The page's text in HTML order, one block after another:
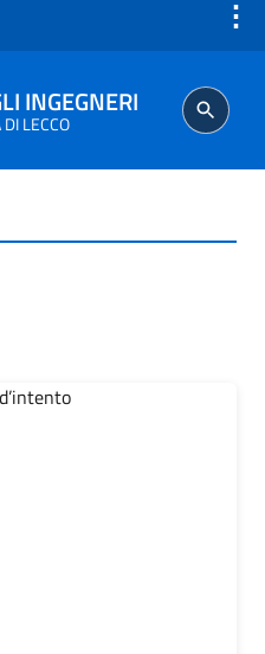
⋮
INGEGNERI
LECCO